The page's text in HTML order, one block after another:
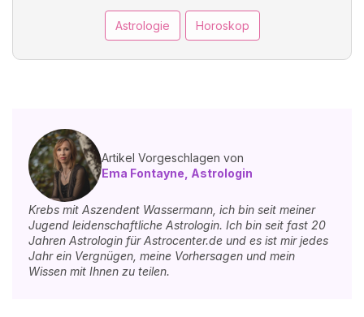
Astrologie Horoskop
Artikel Vorgeschlagen von
Ema Fontayne, Astrologin
Krebs mit Aszendent Wassermann, ich bin seit meiner
Jugend leidenschaftliche Astrologin. Ich bin seit fast 20
Jahren Astrologin für Astrocenter.de und es ist mir jedes
Jahr ein Vergnügen, meine Vorhersagen und mein
Wissen mit Ihnen zu teilen.